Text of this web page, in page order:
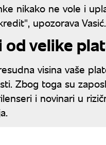
nikako ne vole i
upozorava Vasić.
od velike
visina vaše
Zbog toga su
i novinari u